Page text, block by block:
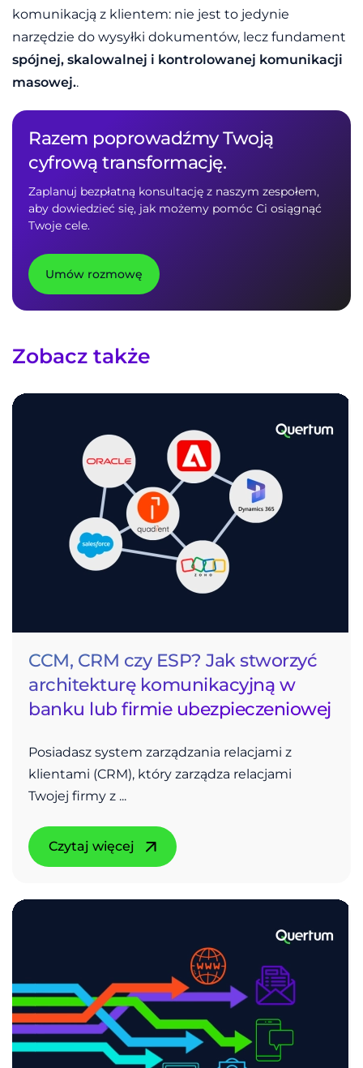
komunikacją z klientem: nie jest to jedynie
narzędzie do wysyłki dokumentów, lecz fundament
spójnej, skalowalnej i kontrolowanej komunikacji
masowej..
Razem poprowadźmy Twoją
cyfrową transformację.
Zaplanuj bezpłatną konsultację z naszym zespołem,
aby dowiedzieć się, jak możemy pomóc Ci osiągnąć
Twoje cele.
Umów rozmowę
Zobacz także
CCM, CRM czy ESP? Jak stworzyć
architekturę komunikacyjną w
banku lub firmie ubezpieczeniowej
Posiadasz system zarządzania relacjami z
klientami (CRM), który zarządza relacjami
Twojej firmy z ...
Czytaj więcej